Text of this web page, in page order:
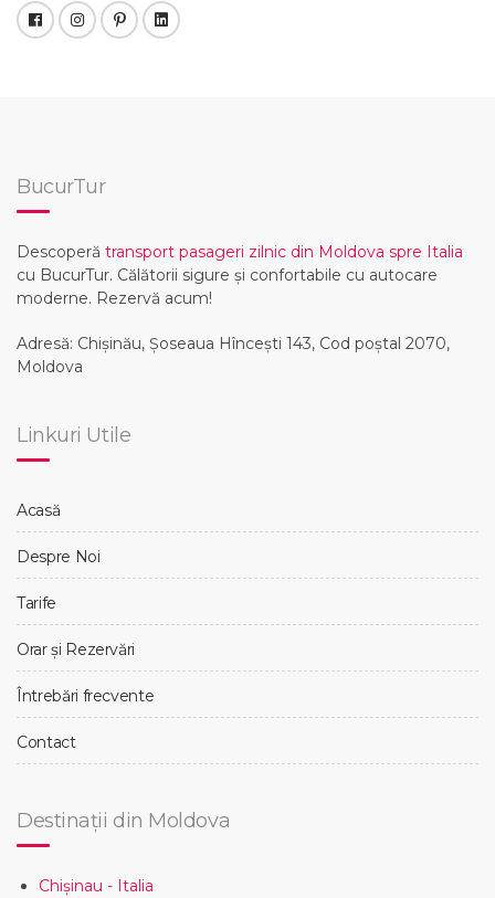
BucurTur
Descoperă transport pasageri zilnic din Moldova spre Italia
cu BucurTur. Călătorii sigure și confortabile cu autocare
moderne. Rezervă acum!
Adresă: Chișinău, Șoseaua Hînceşti 143, Cod poștal 2070,
Moldova
Linkuri Utile
Acasă
Despre Noi
Tarife
Orar și Rezervări
Întrebări frecvente
Contact
Destinații din Moldova
Chișinau - Italia